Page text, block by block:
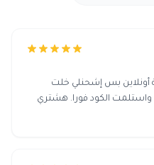
أونلاين بس إشحنلي خلت
الكود فورا. هشتري